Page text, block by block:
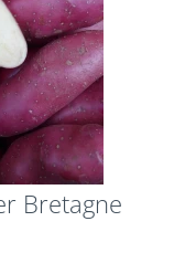
Bretagne